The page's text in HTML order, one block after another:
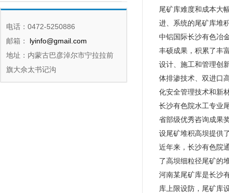
电话：0472-5250886
邮箱：
lyinfo@gmail.com
地址：内蒙古巴彦淖尔市宁拉拉前
旗大佘太书记沟
尾矿库难度和成本大
进、系统的尾矿库堆
中铝国际长沙有色冶
丰硕成果，积累了丰
设计、施工和管理创
体排渗技术、双进口
化安全管理技术和新
长沙有色院水工专业
省部级优秀咨询成果
设尾矿堆积高坝提供
近年来，长沙有色院
了高坝细粒径尾矿的
河南某尾矿库是长沙
库上限设防，尾矿库